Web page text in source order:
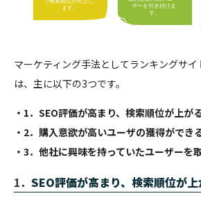
マーケティング手法としてランキングサ
は、主に以下の3つです。
・1．SEO評価が高まり、検索順位が上が
・2．購入意欲が高いユーザの獲得ができ
・3．他社に興味を持っていたユーザーを
1． SEO評価が高まり、検索順位が上